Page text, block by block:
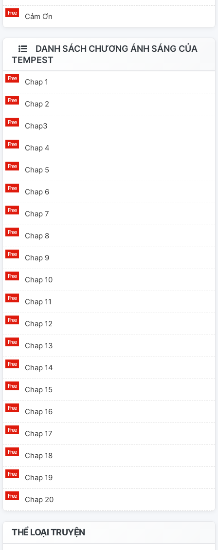
Cảm Ơn
DANH SÁCH CHƯƠNG ÁNH SÁNG CỦA
TEMPEST
Chap 1
Chap 2
Chap3
Chap 4
Chap 5
Chap 6
Chap 7
Chap 8
Chap 9
Chap 10
Chap 11
Chap 12
Chap 13
Chap 14
Chap 15
Chap 16
Chap 17
Chap 18
Chap 19
Chap 20
Chap 21
Chap 22
THỂ LOẠI TRUYỆN